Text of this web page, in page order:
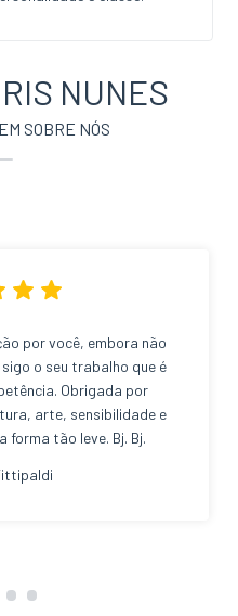
NUNES
SOBRE NÓS
por você, embora não
o seu trabalho que é
Obrigada por
arte, sensibilidade e
forma tão leve. Bj. Bj.